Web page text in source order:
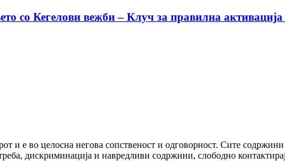
со Кегелови вежби – Клуч за правилна
и е во целосна негова сопственост и одговорност. Сите
дискриминација и навредливи содржини, слободно